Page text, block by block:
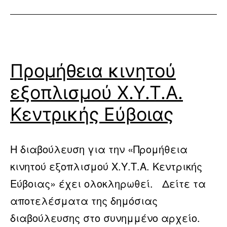
Προμήθεια κινητού
εξοπλισμού Χ.Υ.Τ.Α.
Κεντρικής Εύβοιας
Η διαβούλευση για την «Προμήθεια
κινητού εξοπλισμού Χ.Υ.Τ.Α. Κεντρικής
Εύβοιας» έχει ολοκληρωθεί. Δείτε τα
αποτελέσματα της δημόσιας
διαβούλευσης στο συνημμένο αρχείο.